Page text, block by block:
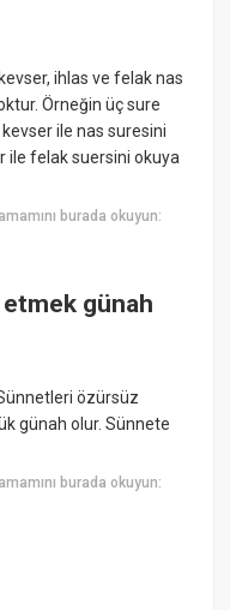
ihlas ve felak nas
Örneğin üç sure
ile nas suresini
ile felak suersini okuya
burada okuyun:
günah
özürsüz
günah olur. Sünnete
burada okuyun: